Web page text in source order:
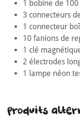
1 bobine de
3 connecteurs
1 connecteur
10 fanions de
1 clé
2 électrodes
1 lampe néon
Produits